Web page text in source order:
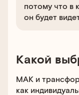
потому что в
он будет
Какой
МАК и
как